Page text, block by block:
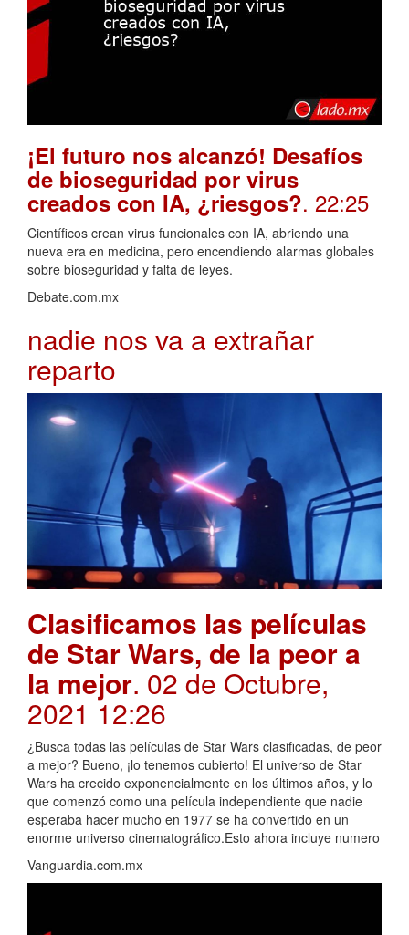
¡El futuro nos alcanzó! Desafíos
de bioseguridad por virus
creados con IA, ¿riesgos?. 22:25
Científicos crean virus funcionales con IA, abriendo una
nueva era en medicina, pero encendiendo alarmas globales
sobre bioseguridad y falta de leyes.
Debate.com.mx
nadie nos va a extrañar
reparto
Clasificamos las películas
de Star Wars, de la peor a
la mejor. 02 de Octubre,
2021 12:26
¿Busca todas las películas de Star Wars clasificadas, de peor
a mejor? Bueno, ¡lo tenemos cubierto! El universo de Star
Wars ha crecido exponencialmente en los últimos años, y lo
que comenzó como una película independiente que nadie
esperaba hacer mucho en 1977 se ha convertido en un
enorme universo cinematográfico.Esto ahora incluye numero
Vanguardia.com.mx